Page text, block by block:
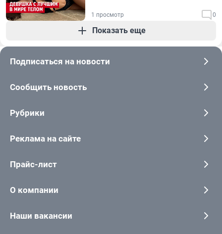
1 просмотр 0
Показать еще
Подписаться на новости
Сообщить новость
Рубрики
Реклама на сайте
Прайс-лист
О компании
Наши вакансии